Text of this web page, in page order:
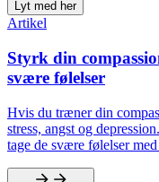
Lyt med her
Artikel
Styrk din
svære følelser
Hvis du træner din
stress, angst og
tage de svære følelser